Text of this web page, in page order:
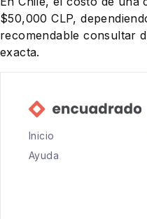
$50,000 CLP,
recomendable consultar
exacta.
Inicio
Ayuda